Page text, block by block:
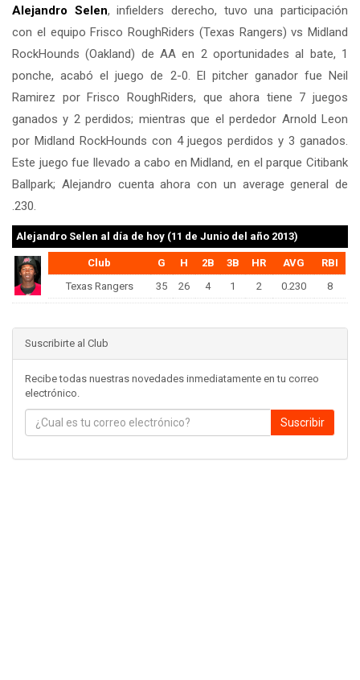
Alejandro Selen, infielders derecho, tuvo una participación
con el equipo Frisco RoughRiders (Texas Rangers) vs Midland
RockHounds (Oakland) de AA en 2 oportunidades al bate, 1
ponche, acabó el juego de 2-0. El pitcher ganador fue Neil
Ramirez por Frisco RoughRiders, que ahora tiene 7 juegos
ganados y 2 perdidos; mientras que el perdedor Arnold Leon
por Midland RockHounds con 4 juegos perdidos y 3 ganados.
Este juego fue llevado a cabo en Midland, en el parque Citibank
Ballpark; Alejandro cuenta ahora con un average general de
.230.
Alejandro Selen al día de hoy (11 de Junio del año 2013)
Club G H 2B 3B HR AVG
RBI
Texas Rangers
35 26 4 1 2 0.230 8
Suscribirte al Club
Recibe todas nuestras novedades inmediatamente en tu correo
electrónico.
Suscribir